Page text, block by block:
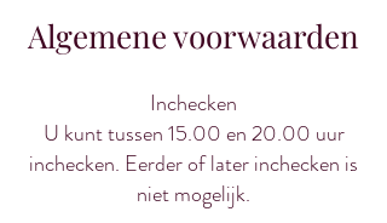
Algemene voorwaarden
Inchecken
U kunt tussen 15.00 en 20.00 uur
inchecken. Eerder of later inchecken is
niet mogelijk.